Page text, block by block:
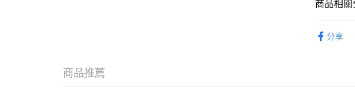
WeChat
送貨方式
商品相關
分享
商品推薦